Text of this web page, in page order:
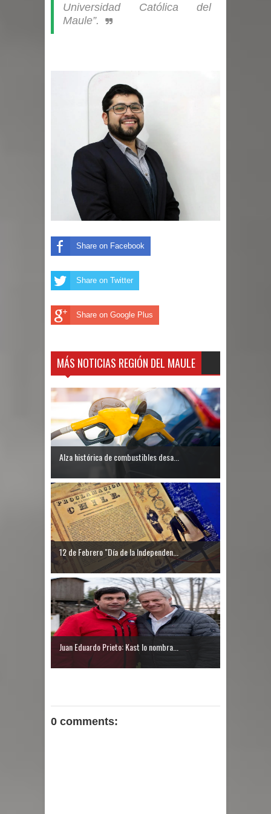
Universidad Católica del
Maule”.
Share on Facebook
Share on Twitter
Share on Google Plus
MÁS NOTICIAS REGIÓN DEL MAULE
Alza histórica de combustibles desa...
12 de Febrero "Día de la Independen...
Juan Eduardo Prieto: Kast lo nombra...
0 comments: